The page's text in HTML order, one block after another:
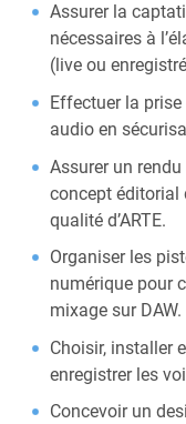
Assurer la
nécessaires à
(live ou
Effectuer la
audio en
Assurer un
concept éditorial
qualité d’ARTE.
Organiser les
numérique pour
mixage sur DAW.
Choisir, installer
enregistrer les
Concevoir un